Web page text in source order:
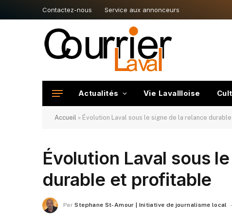
Contactez-nous Service aux annonceurs
Actualités Vie Lavallloise
Accueil » Évolution Laval sous le signe de la relance
Évolution Laval sous
durable et profitable
Par Stephane St-Amour | Initiative de journalisme local